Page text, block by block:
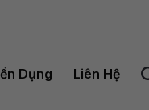
Dụng Liên Hệ